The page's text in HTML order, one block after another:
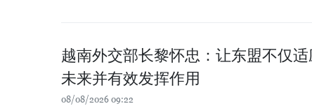
越南外交部长黎怀忠：让东盟不仅
未来并有效发挥作用
08/08/2026 09:22